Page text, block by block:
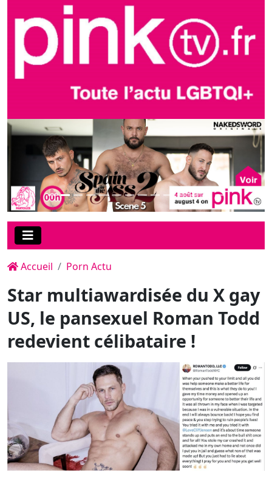
Accueil Porn Actu
Star multiawardisée du X gay
US, le pansexuel Roman Todd
redevient célibataire !